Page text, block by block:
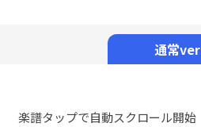
通常ver
楽譜タップで自動スクロール開始